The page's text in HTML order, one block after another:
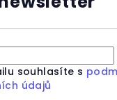
souhlasíte s
údajů